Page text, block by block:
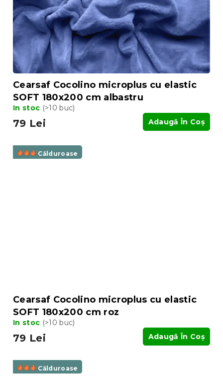
Cearsaf Cocolino microplus cu elastic
SOFT 180x200 cm albastru
In stoc (>10 buc)
79 Lei Adaugă În Coş
Călduroase
Cearsaf Cocolino microplus cu elastic
SOFT 180x200 cm roz
In stoc (>10 buc)
79 Lei Adaugă În Coş
Călduroase